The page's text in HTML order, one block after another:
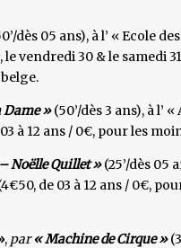
dès 05 ans), à l’ « Ecole
vendredi 30 & le samedi
Dame » (50’/dès 3 ans), à l’
à 12 ans / 0€, pour les
Noëlle Quillet » (25’/dès 05
de 03 à 12 ans / 0€,
, par« Machine de Cirque »